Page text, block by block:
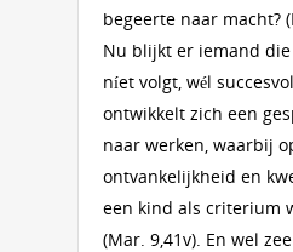
begeerte naar macht?
Nu blijkt er iemand die
níet volgt, wél
ontwikkelt zich een
naar werken, waarbij
ontvankelijkheid en
een kind als criterium
(Mar. 9,41v). En wel